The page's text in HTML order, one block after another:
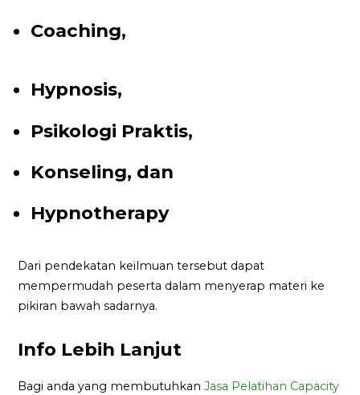
Coaching,
Hypnosis,
Psikologi Praktis,
Konseling, dan
Hypnotherapy
Dari pendekatan keilmuan tersebut dapat
mempermudah peserta dalam menyerap materi ke
pikiran bawah sadarnya.
Info Lebih Lanjut
Bagi anda yang membutuhkanJasa Pelatihan Capacity